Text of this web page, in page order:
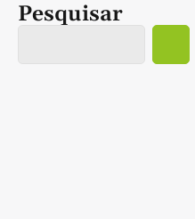
Pesquisar